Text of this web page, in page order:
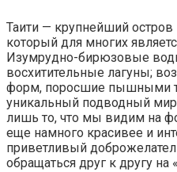
Таити — крупнейший
который для многих
Изумрудно-бирюзовые
восхитительные лагуны;
форм, поросшие пышными
уникальный подводный мир
лишь то, что мы видим на
еще намного красивее и
приветливый
обращаться друг к другу на